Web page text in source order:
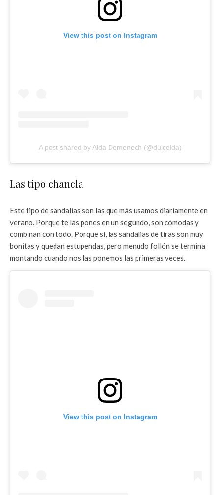
View this post on Instagram
A post shared by Aida Domenech (@dulceida)
Las tipo chancla
Este tipo de sandalias son las que más usamos diariamente en
verano. Porque te las pones en un segundo, son cómodas y
combinan con todo. Porque sí, las sandalias de tiras son muy
bonitas y quedan estupendas, pero menudo follón se termina
montando cuando nos las ponemos las primeras veces.
View this post on Instagram